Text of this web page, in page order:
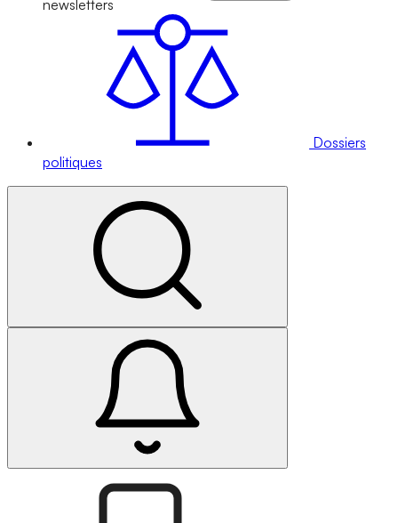
newsletters
Dossiers
politiques